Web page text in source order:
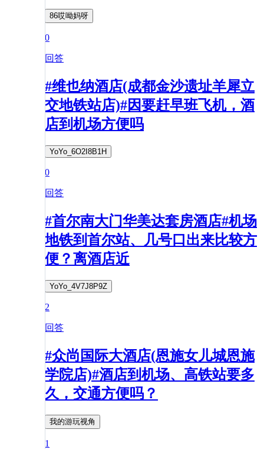
86哎呦妈呀
0
回答
#维也纳酒店(成都金沙遗址羊犀立
交地铁站店)#因要赶早班飞机，酒
店到机场方便吗
YoYo_6O2I8B1H
0
回答
#首尔南大门华美达套房酒店#机场
地铁到首尔站、几号口出来比较方
便？离酒店近
YoYo_4V7J8P9Z
2
回答
#众尚国际大酒店(恩施女儿城恩施
学院店)#酒店到机场、高铁站要多
久，交通方便吗？
我的游玩视角
1